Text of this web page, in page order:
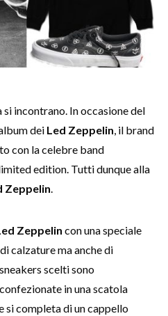
si incontrano. In occasione del
dei Led Zeppelin, il brand
con la celebre band
edition. Tutti dunque alla
Zeppelin.
Zeppelin con una speciale
calzature ma anche di
scelti sono
in una scatola
si completa di un cappello